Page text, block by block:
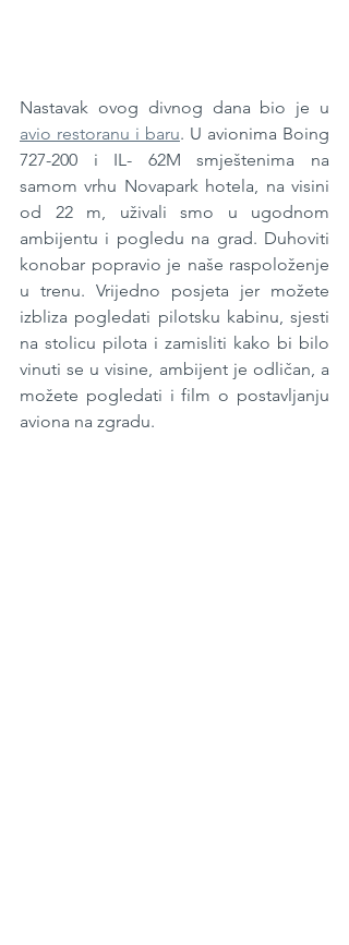
avio restoranu i baru. U avionima Boing
727-200 i IL- 62M smještenima na
samom vrhu Novapark hotela, na visini
od 22 m, uživali smo u ugodnom
ambijentu i pogledu na grad. Duhoviti
konobar popravio je naše raspoloženje
u trenu. Vrijedno posjeta jer možete
izbliza pogledati pilotsku kabinu, sjesti
na stolicu pilota i zamisliti kako bi bilo
vinuti se u visine, ambijent je odličan, a
možete pogledati i film o postavljanju
aviona na zgradu.